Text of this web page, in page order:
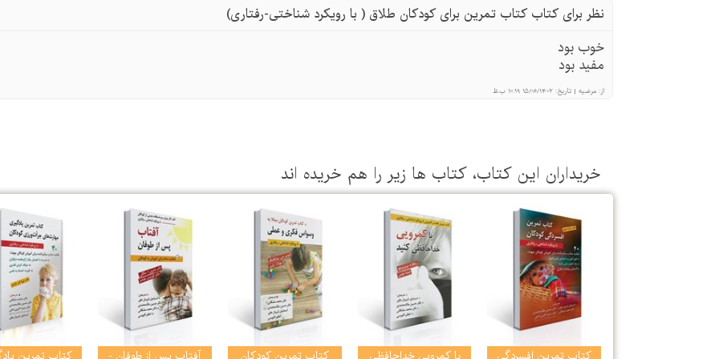
نظر برای کتاب کتاب تمرین برای کودکان طلاق ( با رویکرد شناختی-رفتاری)
خوب بود
مفید بود
از: مرضیه | تاریخ: 15/06/1402 10:19 ب.ظ
خریداران این كتاب، كتاب ها زیر را هم خریده اند